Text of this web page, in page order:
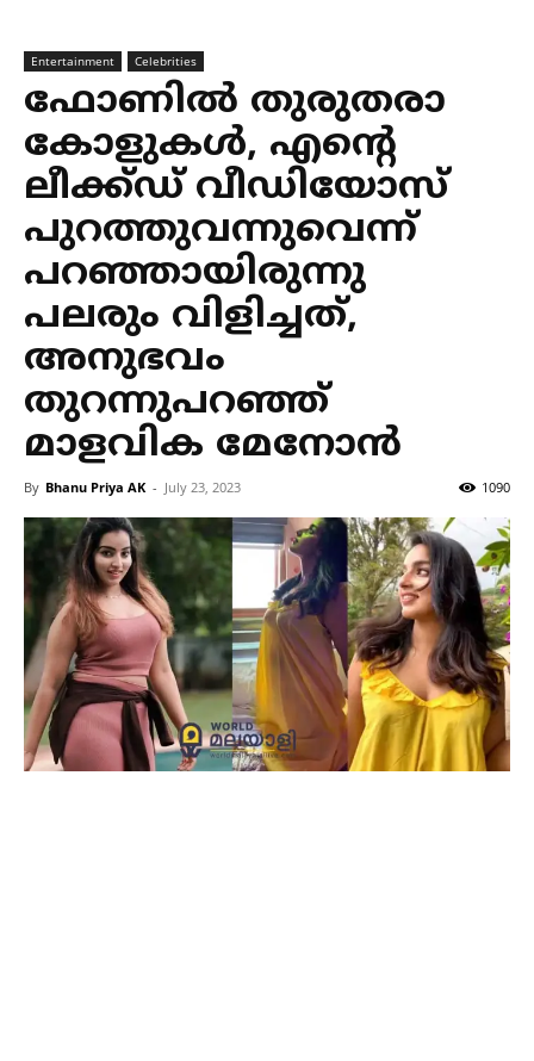
Entertainment Celebrities
ഫോണില്‍ തുരുതരാ
കോളുകള്‍, എന്റെ
ലീക്ക്ഡ് വീഡിയോസ്
പുറത്തുവന്നുവെന്ന്
പറഞ്ഞായിരുന്നു
പലരും വിളിച്ചത്,
അനുഭവം
തുറന്നുപറഞ്ഞ്
മാളവിക മേനോന്‍
By Bhanu Priya AK - July 23, 2023 1090